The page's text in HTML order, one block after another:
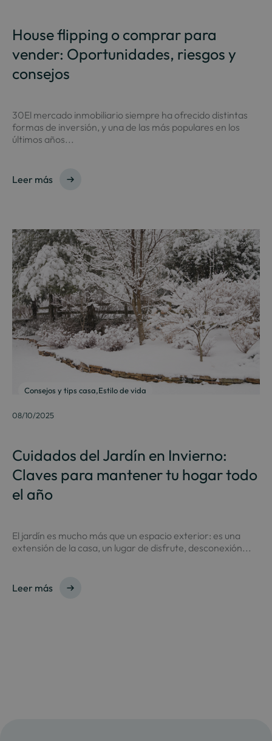
House flipping o comprar para
vender: Oportunidades, riesgos y
consejos
30El mercado inmobiliario siempre ha ofrecido distintas
formas de inversión, y una de las más populares en los
últimos años...
Leer más
Consejos y tips casa,Estilo de vida
08/10/2025
Cuidados del Jardín en Invierno:
Claves para mantener tu hogar todo
el año
El jardín es mucho más que un espacio exterior: es una
extensión de la casa, un lugar de disfrute, desconexión...
Leer más